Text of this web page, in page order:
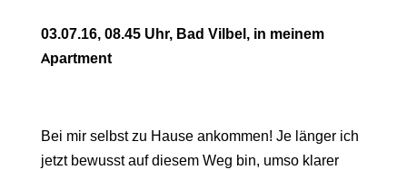
03.07.16, 08.45 Uhr, Bad Vilbel, in meinem
Apartment
Bei mir selbst zu Hause ankommen! Je länger ich
jetzt bewusst auf diesem Weg bin, umso klarer